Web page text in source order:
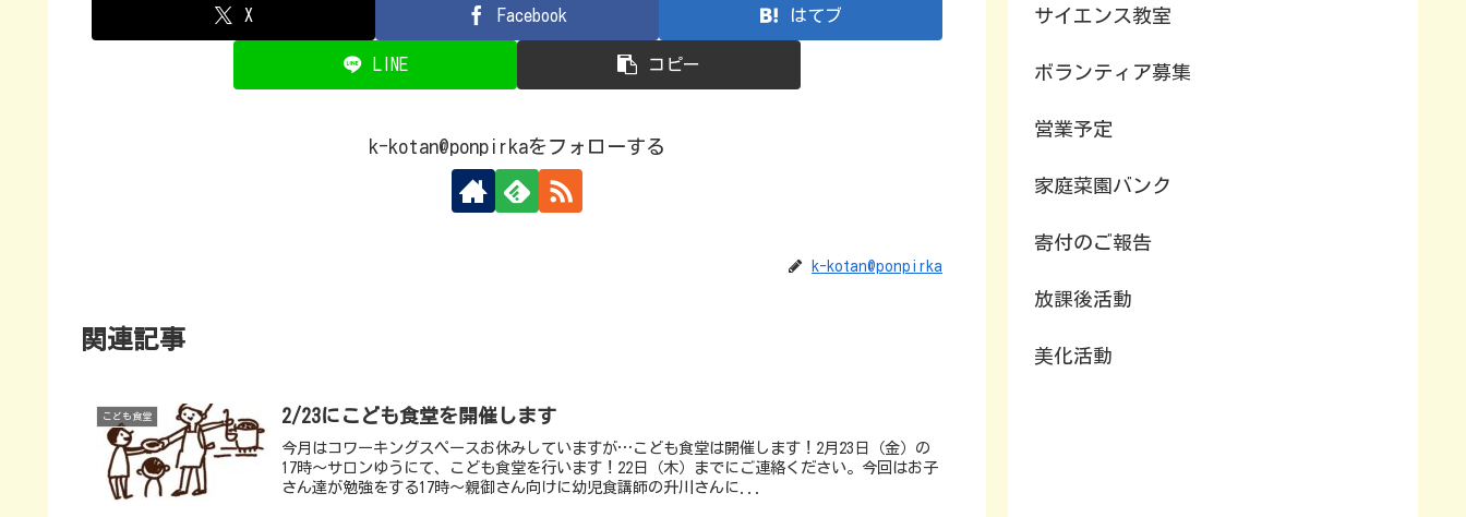
X Facebook はてブ
LINE コピー
k-kotan@ponpirkaをフォローする
k-kotan@ponpirka
関連記事
こども食堂 2/23にこども食堂を開催します
今月はコワーキングスペースお休みしていますが…こども食堂は開催します！2月23日（金）の
17時〜サロンゆうにて、こども食堂を行います！22日（木）までにご連絡ください。今回はお子
さん達が勉強をする17時〜親御さん向けに幼児食講師の升川さんに...
サイエンス教室
ボランティア募集
営業予定
家庭菜園バンク
寄付のご報告
放課後活動
美化活動